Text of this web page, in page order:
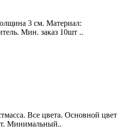
3 см. Материал:
Мин. заказ 10шт ..
Все цвета. Основной цвет
Минимальный..